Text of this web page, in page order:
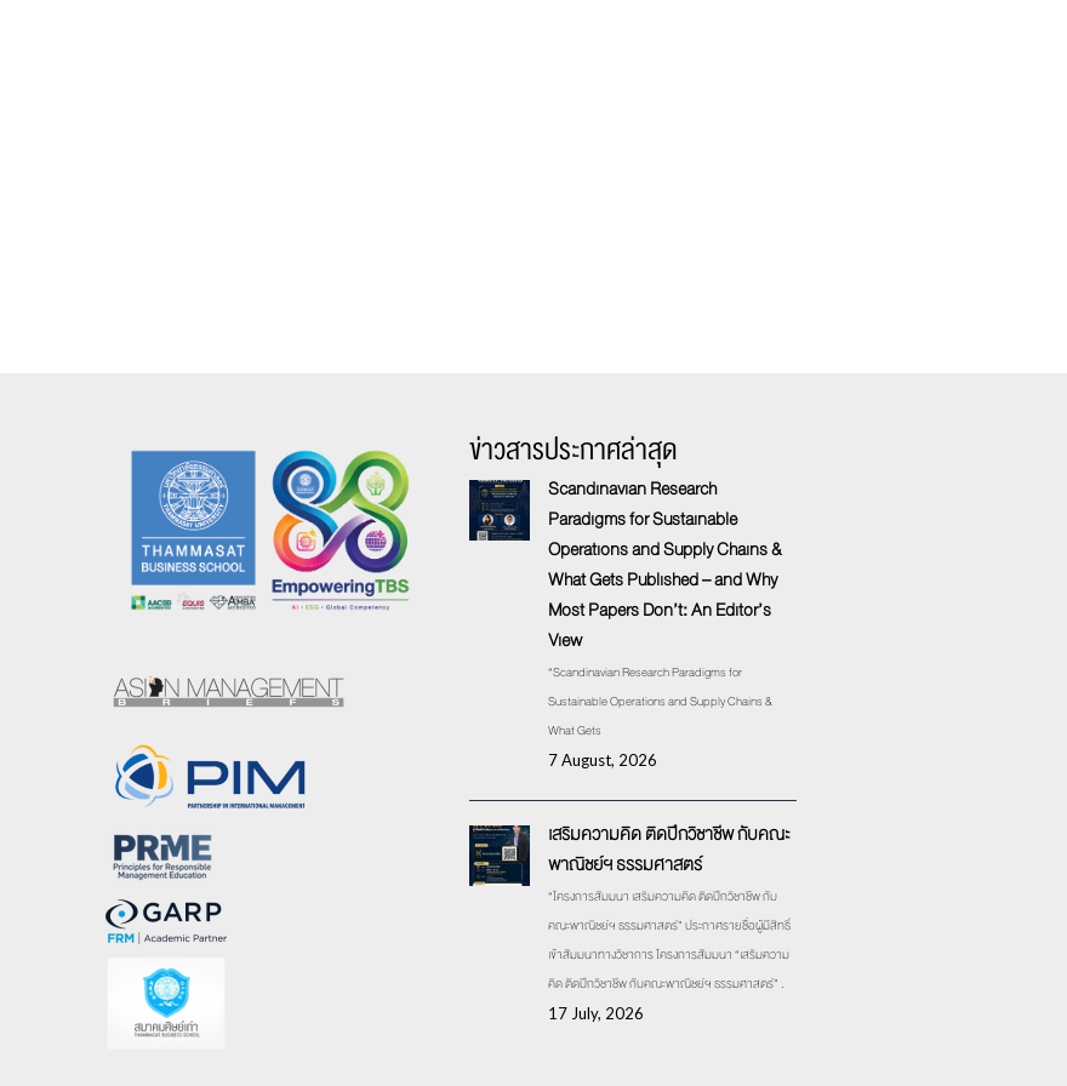
ข่าวสารประกาศล่าสุด
Scandinavian Research
Paradigms for Sustainable
Operations and Supply Chains &
What Gets Published – and Why
Most Papers Don’t: An Editor’s
View
“Scandinavian Research Paradigms for
Sustainable Operations and Supply Chains &
What Gets
7 August, 2026
เสริมความคิด ติดปีกวิชาชีพ กับคณะ
พาณิชย์ฯ ธรรมศาสตร์
“โครงการสัมมนา เสริมความคิด ติดปีกวิชาชีพ กับ
คณะพาณิชย์ฯ ธรรมศาสตร์” ประกาศรายชื่อผู้มีสิทธิ์
เข้าสัมมนาทางวิชาการ โครงการสัมมนา “เสริมความ
คิด ติดปีกวิชาชีพ กับคณะพาณิชย์ฯ ธรรมศาสตร์” .
17 July, 2026